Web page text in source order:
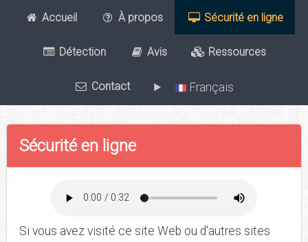
Accueil À propos Sécurité en ligne
Détection Avis Ressources
Contact Français
Sécurité en ligne
Si vous avez visité ce site Web ou d'autres sites